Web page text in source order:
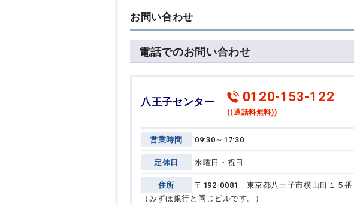
お問い合わせ
電話でのお問い合わせ
八王子センター 0120-153-122
((通話料無料))
営業時間 09:30～17:30
定休日 水曜日・祝日
住所 〒192-0081 東京都八王子市横山町１５番
（みずほ銀行と同じビルです。）